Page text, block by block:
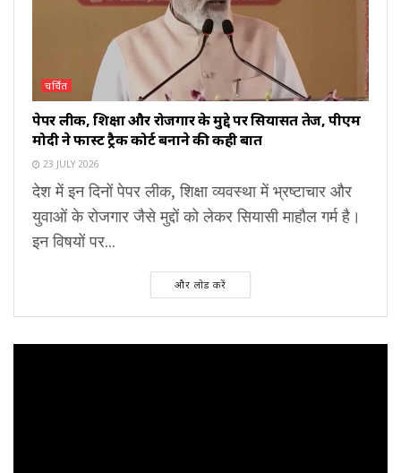
चर्चित
पेपर लीक, शिक्षा और रोजगार के मुद्दे पर सियासत तेज, पीएम
मोदी ने फास्ट ट्रैक कोर्ट बनाने की कही बात
23 JULY 2026
देश में इन दिनों पेपर लीक, शिक्षा व्यवस्था में भ्रष्टाचार और
युवाओं के रोजगार जैसे मुद्दों को लेकर सियासी माहौल गर्म है।
इन विषयों पर...
और लोड करें